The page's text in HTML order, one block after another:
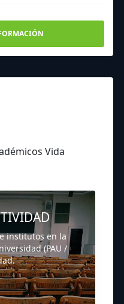
Vida
institutos en la
(PAU /